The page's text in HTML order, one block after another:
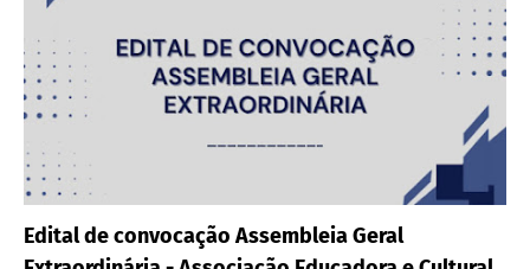
Edital de convocação Assembleia Geral